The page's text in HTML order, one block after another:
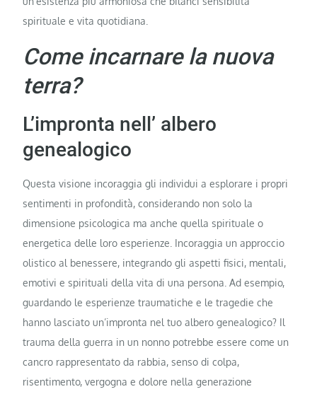
spirituale e vita quotidiana.
Come incarnare la nuova
terra?
L’impronta nell’ albero
genealogico
Questa visione incoraggia gli individui a esplorare i propri
sentimenti in profondità, considerando non solo la
dimensione psicologica ma anche quella spirituale o
energetica delle loro esperienze. Incoraggia un approccio
olistico al benessere, integrando gli aspetti fisici, mentali,
emotivi e spirituali della vita di una persona. Ad esempio,
guardando le esperienze traumatiche e le tragedie che
hanno lasciato un’impronta nel tuo albero genealogico? Il
trauma della guerra in un nonno potrebbe essere come un
cancro rappresentato da rabbia, senso di colpa,
risentimento, vergogna e dolore nella generazione